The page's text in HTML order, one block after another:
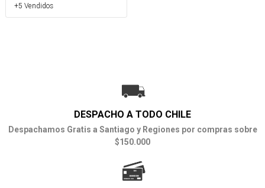
+5 Vendidos
DESPACHO A TODO CHILE
Despachamos Gratis a Santiago y Regiones por compras sobre
$150.000